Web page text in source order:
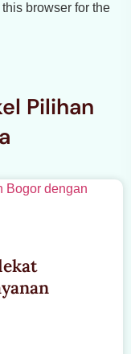
browser for the
Pilihan